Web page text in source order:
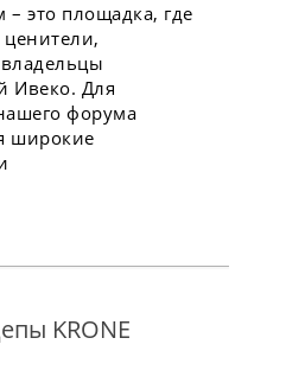
это площадка, где
ценители,
Ивеко. Для
форума
широкие
KRONE